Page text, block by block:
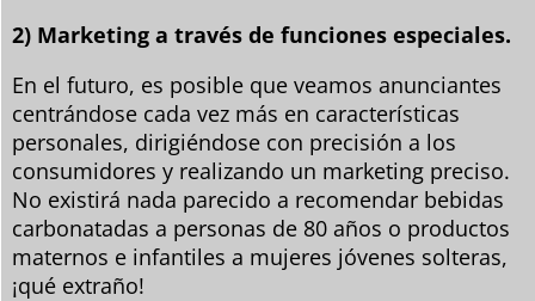
2) Marketing a través de funciones especiales.
En el futuro, es posible que veamos anunciantes
centrándose cada vez más en características
personales, dirigiéndose con precisión a los
consumidores y realizando un marketing preciso.
No existirá nada parecido a recomendar bebidas
carbonatadas a personas de 80 años o productos
maternos e infantiles a mujeres jóvenes solteras,
¡qué extraño!